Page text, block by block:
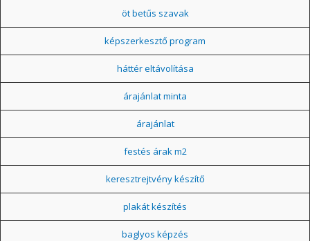
öt betűs szavak
képszerkesztő program
háttér eltávolítása
árajánlat minta
árajánlat
festés árak m2
keresztrejtvény készítő
plakát készítés
baglyos képzés